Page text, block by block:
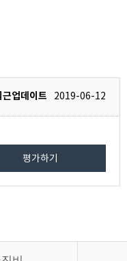
근업데이트 2019-06-12
평가하기